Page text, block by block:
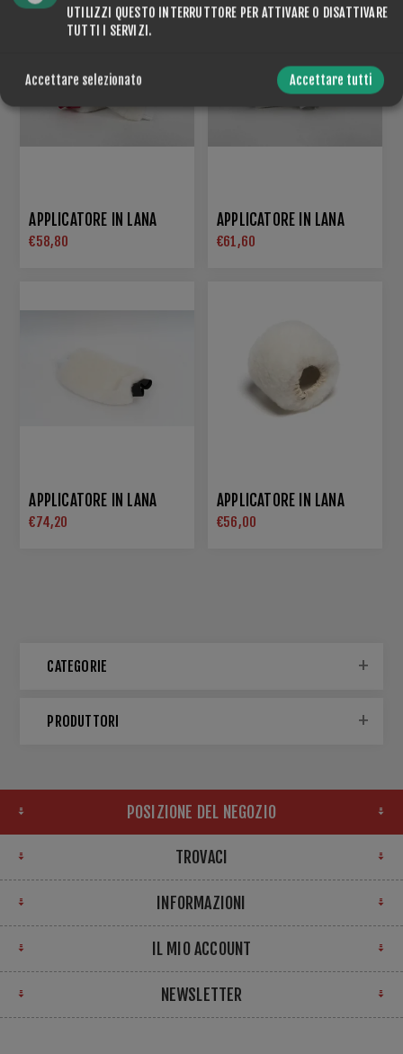
APPLICATORE IN LANA
€58,80
APPLICATORE IN LANA
€61,60
APPLICATORE IN LANA
€74,20
APPLICATORE IN LANA
€56,00
CATEGORIE
PRODUTTORI
POSIZIONE DEL NEGOZIO
TROVACI
INFORMAZIONI
IL MIO ACCOUNT
NEWSLETTER
UTILIZZI QUESTO INTERRUTTORE PER ATTIVARE O DISATTIVARE
TUTTI I SERVIZI.
Accettare selezionato Accettare tutti